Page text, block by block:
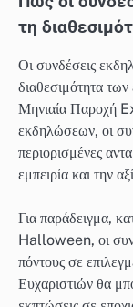
τη
Οι συνδέσεις
διαθεσιμότητα
Μηνιαία Παροχή
εκδηλώσεων, οι
περιορισμένες
εμπειρία και την
Για παράδειγμα,
Halloween, οι
πόντους σε
Ευχαριστιών θα